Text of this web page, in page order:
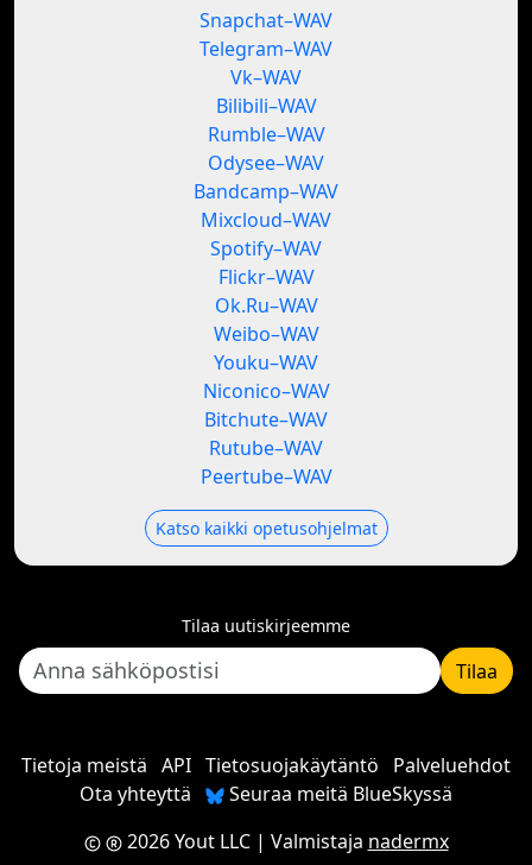
Snapchat–WAV
Telegram–WAV
Vk–WAV
Bilibili–WAV
Rumble–WAV
Odysee–WAV
Bandcamp–WAV
Mixcloud–WAV
Spotify–WAV
Flickr–WAV
Ok.Ru–WAV
Weibo–WAV
Youku–WAV
Niconico–WAV
Bitchute–WAV
Rutube–WAV
Peertube–WAV
Katso kaikki opetusohjelmat
Tilaa uutiskirjeemme
Tilaa
Tietoja meistä API Tietosuojakäytäntö
Palveluehdot
Ota yhteyttä
Seuraa meitä BlueSkyssä
2026 Yout LLC| Valmistaja nadermx